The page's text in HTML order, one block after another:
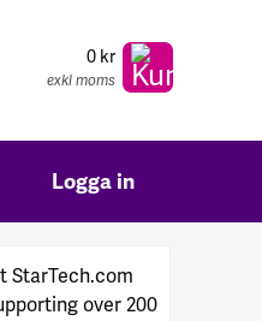
0 kr
exkl moms
Logga in
StarTech.com
over 200